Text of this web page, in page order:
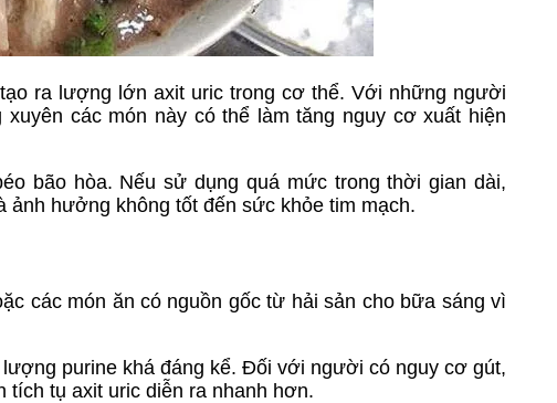
ra lượng lớn axit uric trong cơ thể. Với những người
các món này có thể làm tăng nguy cơ xuất hiện
bão hòa. Nếu sử dụng quá mức trong thời gian dài,
hưởng không tốt đến sức khỏe tim mạch.
các món ăn có nguồn gốc từ hải sản cho bữa sáng vì
purine khá đáng kể. Đối với người có nguy cơ gút,
tích tụ axit uric diễn ra nhanh hơn.